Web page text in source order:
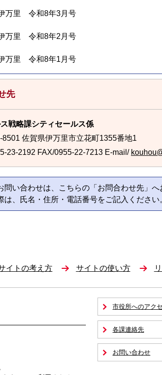
万里 令和8年3月号
万里 令和8年2月号
万里 令和8年1月号
先
戦略課シティセールス係
8501 佐賀県伊万里市立花町1355番地1
23-2192 FAX/0955-22-7213 E-mail/
問い合わせは、こちらの「お問合わせ先」
は、氏名・住所・電話番号をご記入ください
イトの考え方 サイトの使い方
市役所へのアク
各課連絡先
お問い合わせ